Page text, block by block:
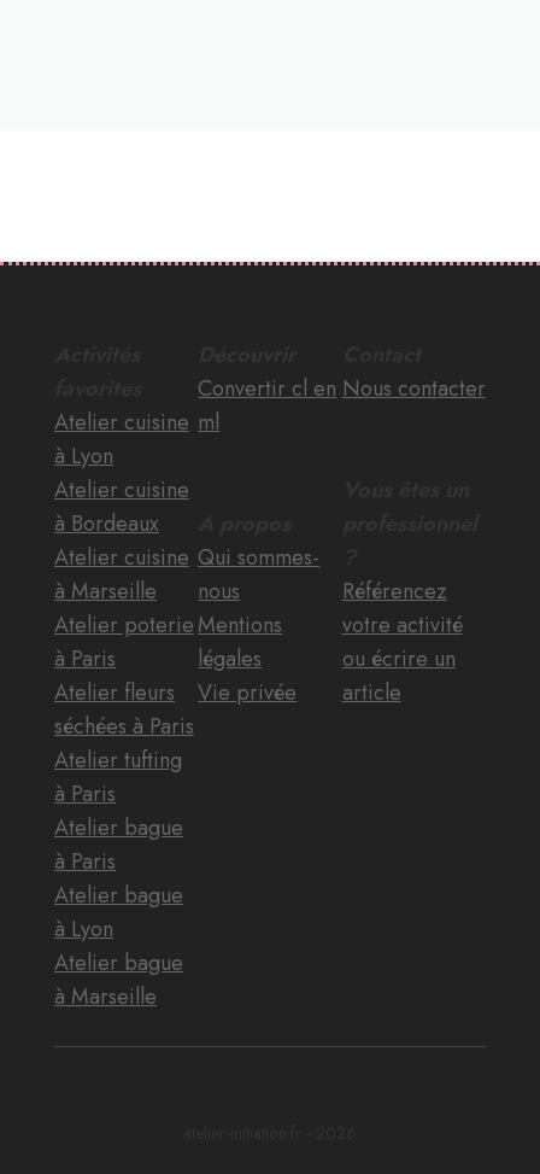
Atelier cuisine
à Lyon
Atelier cuisine
à Bordeaux
Atelier cuisine
à Marseille
Atelier poterie
à Paris
Atelier fleurs
séchées à Paris
Atelier tufting
à Paris
Atelier bague
à Paris
Atelier bague
à Lyon
Atelier bague
à Marseille
Convertir cl en
ml
Qui sommes-
nous
Mentions
légales
Vie privée
Nous contacter
Référencez
votre activité
ou écrire un
article